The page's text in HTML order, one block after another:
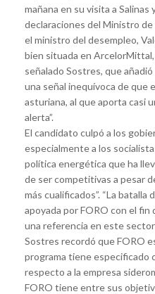
mañana en su visita a Salinas
declaraciones del Ministro de
el ministro del desempleo,
bien situada en ArcelorMittal,
señalado Sostres, que
una señal inequívoca de que
asturiana, al que aporta casi
alerta”.
El candidato culpó a los
especialmente a los
política energética que ha
de ser competitivas a pesar
más cualificados”. “La
apoyada por FORO con el
una referencia en este
Sostres recordó que FORO
programa tiene especificado
respecto a la empresa
FORO tiene entre sus